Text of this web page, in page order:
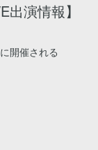
演情報】
開催される